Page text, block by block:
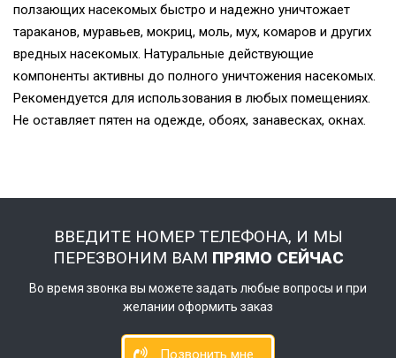
ползающих насекомых быстро и надежно уничтожает
тараканов, муравьев, мокриц, моль, мух, комаров и других
вредных насекомых. Натуральные действующие
компоненты активны до полного уничтожения насекомых.
Рекомендуется для использования в любых помещениях.
Не оставляет пятен на одежде, обоях, занавесках, окнах.
ВВЕДИТЕ НОМЕР ТЕЛЕФОНА, И МЫ
ПЕРЕЗВОНИМ ВАМ ПРЯМО СЕЙЧАС
Во время звонка вы можете задать любые вопросы и при
желании оформить заказ
Позвонить мне